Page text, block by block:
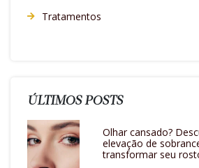
Tratamentos
ÚLTIMOS POSTS
Olhar cansado?
elevação de
transformar seu